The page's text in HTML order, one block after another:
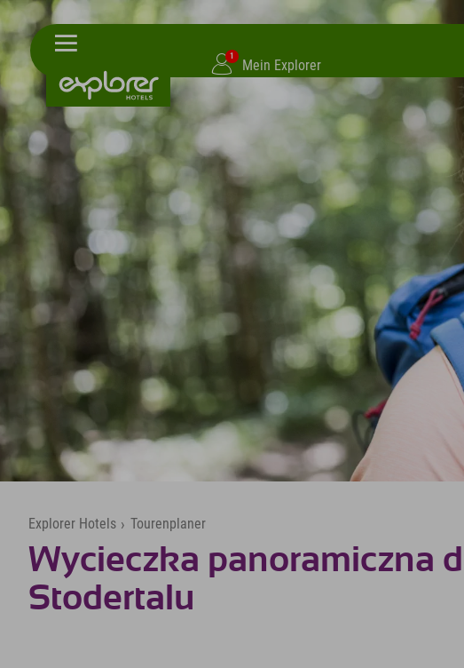
1
Mein Explorer
Explorer Hotels › Tourenplaner
Wycieczka panoramiczna
Stodertalu